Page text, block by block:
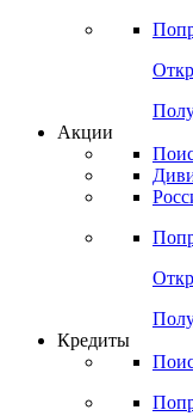
Акции
Кредиты